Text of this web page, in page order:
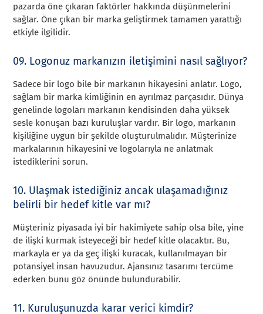
pazarda öne çıkaran faktörler hakkında düşünmelerini
sağlar. Öne çıkan bir marka geliştirmek tamamen yarattığı
etkiyle ilgilidir.
09. Logonuz markanızın iletişimini nasıl sağlıyor?
Sadece bir logo bile bir markanın hikayesini anlatır. Logo,
sağlam bir marka kimliğinin en ayrılmaz parçasıdır. Dünya
genelinde logoları markanın kendisinden daha yüksek
sesle konuşan bazı kuruluşlar vardır. Bir logo, markanın
kişiliğine uygun bir şekilde oluşturulmalıdır. Müşterinize
markalarının hikayesini ve logolarıyla ne anlatmak
istediklerini sorun.
10. Ulaşmak istediğiniz ancak ulaşamadığınız
belirli bir hedef kitle var mı?
Müşteriniz piyasada iyi bir hakimiyete sahip olsa bile, yine
de ilişki kurmak isteyeceği bir hedef kitle olacaktır. Bu,
markayla er ya da geç ilişki kuracak, kullanılmayan bir
potansiyel insan havuzudur. Ajansınız tasarımı tercüme
ederken bunu göz önünde bulundurabilir.
11. Kuruluşunuzda karar verici kimdir?